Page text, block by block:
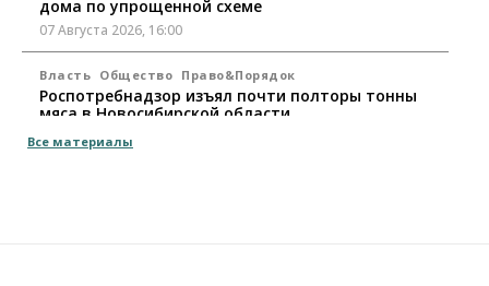
дома по упрощенной схеме
07 Августа 2026, 16:00
Власть Общество Право&Порядок
Роспотребнадзор изъял почти полторы тонны
мяса в Новосибирской области
07 Августа 2026, 15:00
Все материалы